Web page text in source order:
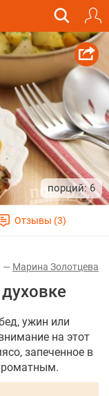
6
Марина Золотцева
ужин или
на этот
запеченное в